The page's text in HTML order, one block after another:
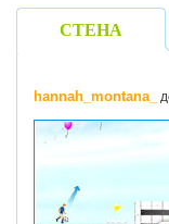
СТЕНА
hannah_montana_